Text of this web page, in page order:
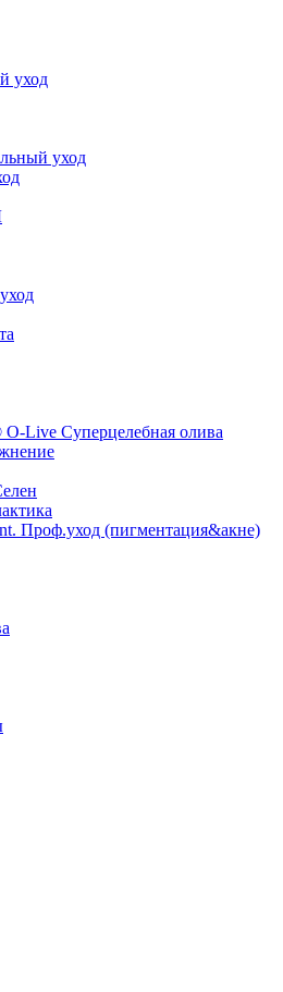
уход
уход
Live Суперцелебная олива
Проф.уход (пигментация&акне)